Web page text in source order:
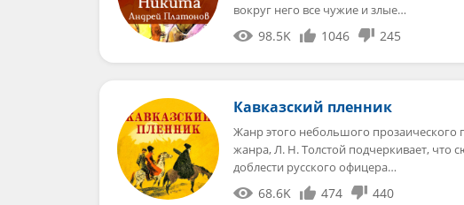
вокруг него все чужие и злые…
98.5K 1046 245
Кавказский пленник
Жанр этого небольшого прозаического
жанра, Л. Н. Толстой подчеркивает, что
доблести русского офицера…
68.6K 474 440